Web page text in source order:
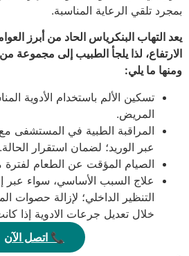
بمجرد تلقي الرعاية المناسبة.
يعد التهاب البنكرياس الحاد من أبرز
الارتفاع، لذا يلجأ الطبيب إلى مجموعة من
ومنها ما يلي:
تسكين الألم باستخدام الأدوية
المريض.
المراقبة الطبية في المستشفى
عبر الوريد؛ لضمان استقرار الحالة.
الصيام المؤقت عن الطعام لفترة
علاج السبب الأساسي، سواء عبر
التنظير الداخلي؛ لإزالة حصوات
خلال تعديل جرعات الادوية إذا
📞 اتصل الآن